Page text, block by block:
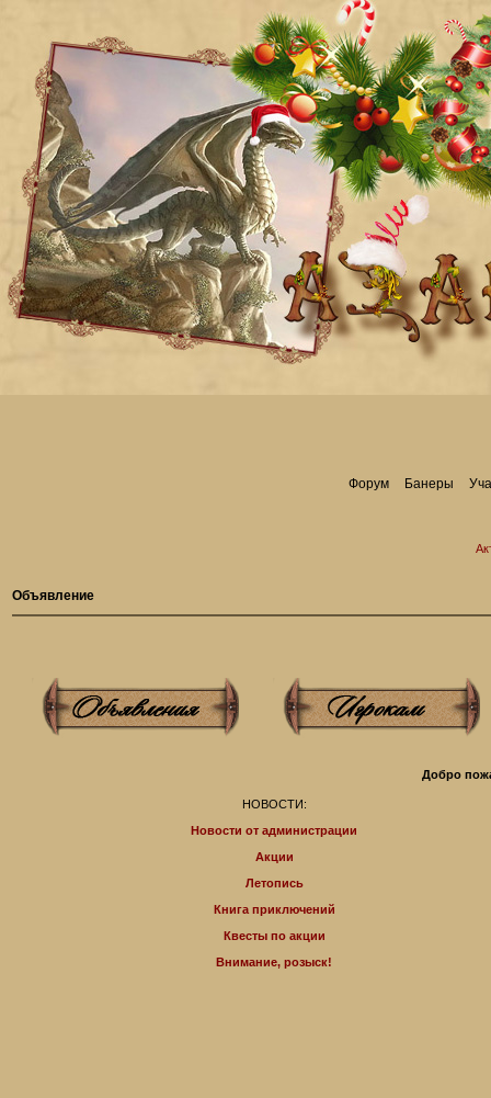
Форум Банеры
Объявление
Добро
НОВОСТИ:
Новости от администрации
Акции
Летопись
Книга приключений
Квесты по акции
Внимание, розыск!